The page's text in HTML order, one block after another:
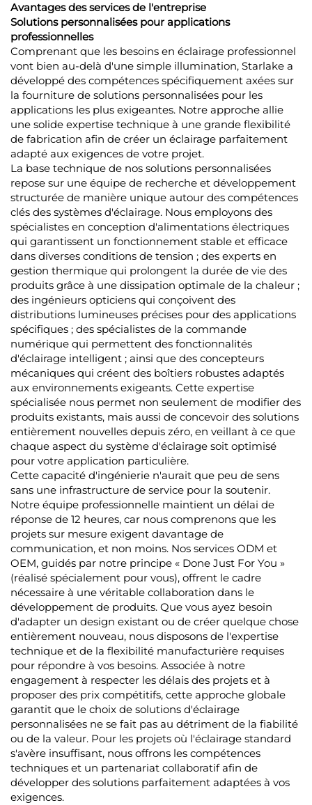
Avantages des services de l'entreprise
Solutions personnalisées pour applications
professionnelles
Comprenant que les besoins en éclairage professionnel
vont bien au-delà d'une simple illumination, Starlake a
développé des compétences spécifiquement axées sur
la fourniture de solutions personnalisées pour les
applications les plus exigeantes. Notre approche allie
une solide expertise technique à une grande flexibilité
de fabrication afin de créer un éclairage parfaitement
adapté aux exigences de votre projet.
La base technique de nos solutions personnalisées
repose sur une équipe de recherche et développement
structurée de manière unique autour des compétences
clés des systèmes d'éclairage. Nous employons des
spécialistes en conception d'alimentations électriques
qui garantissent un fonctionnement stable et efficace
dans diverses conditions de tension ; des experts en
gestion thermique qui prolongent la durée de vie des
produits grâce à une dissipation optimale de la chaleur ;
des ingénieurs opticiens qui conçoivent des
distributions lumineuses précises pour des applications
spécifiques ; des spécialistes de la commande
numérique qui permettent des fonctionnalités
d'éclairage intelligent ; ainsi que des concepteurs
mécaniques qui créent des boîtiers robustes adaptés
aux environnements exigeants. Cette expertise
spécialisée nous permet non seulement de modifier des
produits existants, mais aussi de concevoir des solutions
entièrement nouvelles depuis zéro, en veillant à ce que
chaque aspect du système d'éclairage soit optimisé
pour votre application particulière.
Cette capacité d'ingénierie n'aurait que peu de sens
sans une infrastructure de service pour la soutenir.
Notre équipe professionnelle maintient un délai de
réponse de 12 heures, car nous comprenons que les
projets sur mesure exigent davantage de
communication, et non moins. Nos services ODM et
OEM, guidés par notre principe « Done Just For You »
(réalisé spécialement pour vous), offrent le cadre
nécessaire à une véritable collaboration dans le
développement de produits. Que vous ayez besoin
d'adapter un design existant ou de créer quelque chose
entièrement nouveau, nous disposons de l'expertise
technique et de la flexibilité manufacturière requises
pour répondre à vos besoins. Associée à notre
engagement à respecter les délais des projets et à
proposer des prix compétitifs, cette approche globale
garantit que le choix de solutions d'éclairage
personnalisées ne se fait pas au détriment de la fiabilité
ou de la valeur. Pour les projets où l'éclairage standard
s'avère insuffisant, nous offrons les compétences
techniques et un partenariat collaboratif afin de
développer des solutions parfaitement adaptées à vos
exigences.